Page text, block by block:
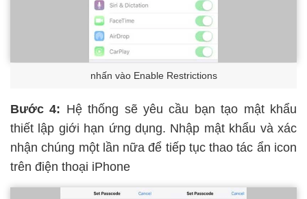
nhấn vào Enable Restrictions
Bước 4: Hệ thống sẽ yêu cầu bạn tạo mật khẩu
thiết lập giới hạn ứng dụng. Nhập mật khẩu và xác
nhận chúng một lần nữa để tiếp tục thao tác ẩn icon
trên điện thoại iPhone